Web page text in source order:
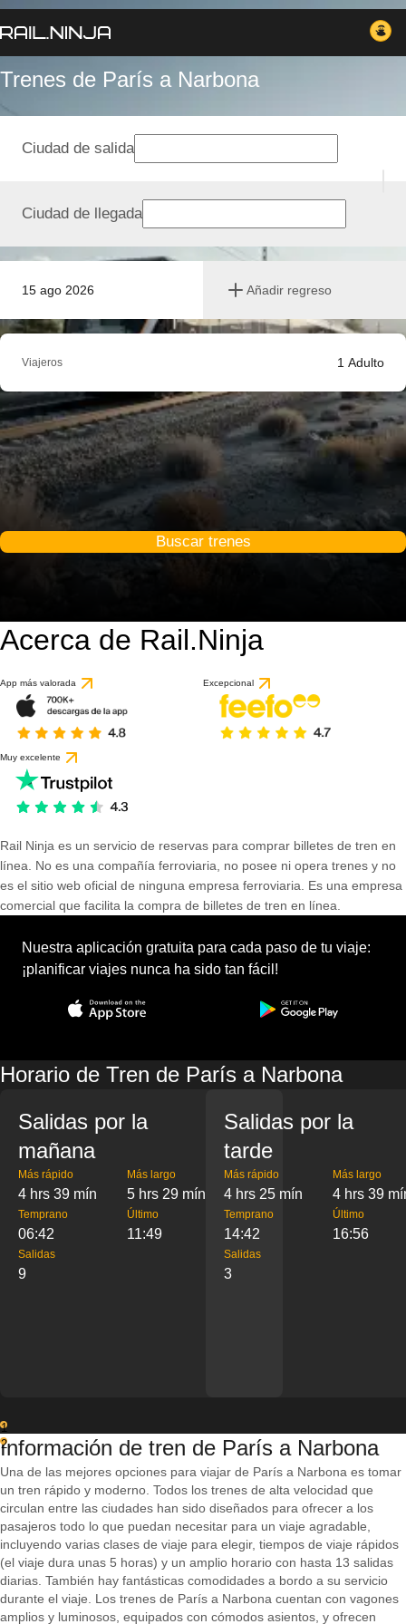
Trenes de París a Narbona
15 ago 2026 Añadir regreso
Ciudad de salida
Ciudad de llegada
Viajeros 1 Adulto
Buscar trenes
Acerca de Rail.Ninja
App más valorada Excepcional
Muy excelente
Rail Ninja es un servicio de reservas para comprar billetes de tren en
línea. No es una compañía ferroviaria, no posee ni opera trenes y no
es el sitio web oficial de ninguna empresa ferroviaria. Es una empresa
comercial que facilita la compra de billetes de tren en línea.
Nuestra aplicación gratuita para cada paso de tu viaje:
¡planificar viajes nunca ha sido tan fácil!
Horario de Tren de París a Narbona
Salidas por la
mañana
Más rápido
4 hrs 39 mín
Más largo
5 hrs 29 mín
Temprano
06:42
Último
11:49
Salidas
9
Salidas por la
tarde
Más rápido
4 hrs 25 mín
Más largo
4 hrs 39
Temprano
14:42
Último
16:56
Salidas
3
1
2
Información de tren de París a Narbona
Una de las mejores opciones para viajar de París a Narbona es tomar
un tren rápido y moderno. Todos los trenes de alta velocidad que
circulan entre las ciudades han sido diseñados para ofrecer a los
pasajeros todo lo que puedan necesitar para un viaje agradable,
incluyendo varias clases de viaje para elegir, tiempos de viaje rápidos
(el viaje dura unas 5 horas) y un amplio horario con hasta 13 salidas
diarias. También hay fantásticas comodidades a bordo a su servicio
durante el viaje. Los trenes de París a Narbona cuentan con vagones
amplios y luminosos, equipados con cómodos asientos, y ofrecen